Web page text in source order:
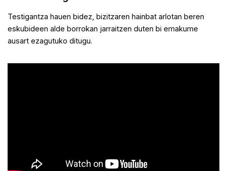
Testigantza hauen bidez, bizitzaren hainbat arlotan beren
eskubideen alde borrokan jarraitzen duten bi emakume
ausart ezagutuko ditugu.